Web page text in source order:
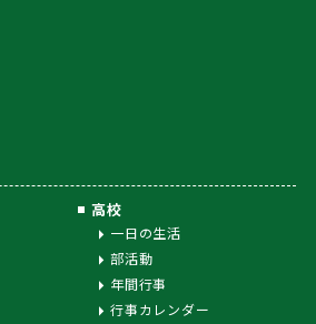
高校
一日の生活
部活動
年間行事
行事カレンダー